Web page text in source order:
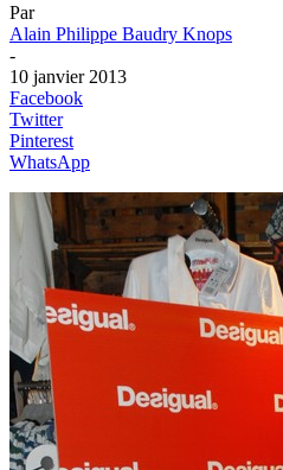
Par
Alain Philippe Baudry Knops
-
10 janvier 2013
Facebook
Twitter
Pinterest
WhatsApp